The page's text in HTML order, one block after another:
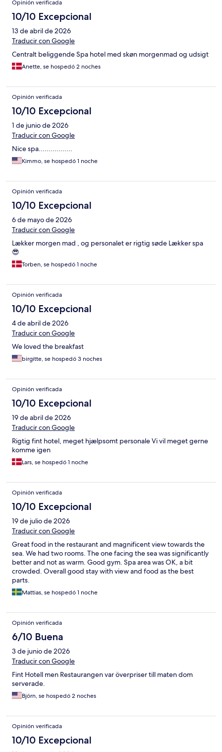
Opinión verificada
10/10 Excepcional
13 de abril de 2026
Traducir con Google
Centralt beliggende Spa hotel med skøn morgenmad og udsigt
Anette, se hospedó 2 noches
Opinión verificada
10/10 Excepcional
1 de junio de 2026
Traducir con Google
Nice spa.................
Kimmo, se hospedó 1 noche
Opinión verificada
10/10 Excepcional
6 de mayo de 2026
Traducir con Google
Lækker morgen mad , og personalet er rigtig søde Lækker spa
😎
Torben, se hospedó 1 noche
Opinión verificada
10/10 Excepcional
4 de abril de 2026
Traducir con Google
We loved the breakfast
birgitte, se hospedó 3 noches
Opinión verificada
10/10 Excepcional
19 de abril de 2026
Traducir con Google
Rigtig fint hotel, meget hjælpsomt personale Vi vil meget gerne
komme igen
Lars, se hospedó 1 noche
Opinión verificada
10/10 Excepcional
19 de julio de 2026
Traducir con Google
Great food in the restaurant and magnificent view towards the
sea. We had two rooms. The one facing the sea was significantly
better and not as warm. Good gym. Spa area was OK, a bit
crowded. Overall good stay with view and food as the best
parts.
Mattias, se hospedó 1 noche
Opinión verificada
6/10 Buena
3 de junio de 2026
Traducir con Google
Fint Hotell men Restaurangen var överpriser till maten dom
serverade.
Björn, se hospedó 2 noches
Opinión verificada
10/10 Excepcional